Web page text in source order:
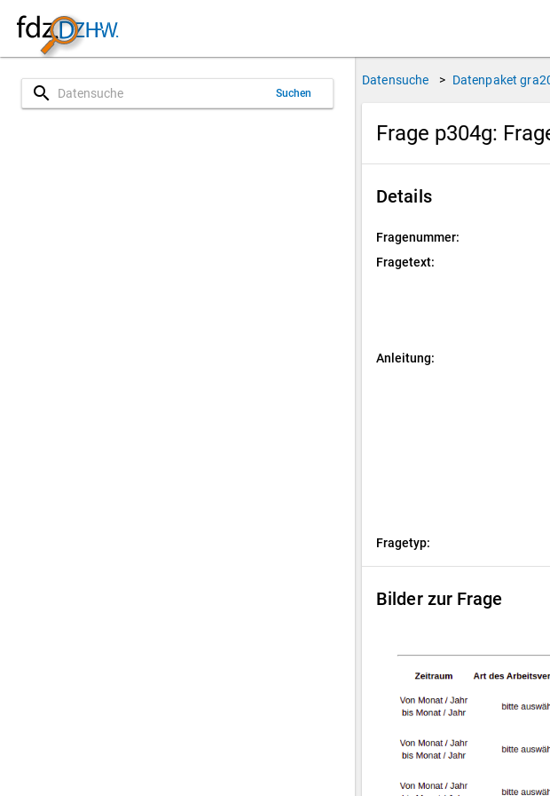
search Suchen
Datensuche > Datenpaket
Frage p304g:
Details
Fragenummer:
Fragetext:
Anleitung:
Fragetyp:
Bilder zur Frage